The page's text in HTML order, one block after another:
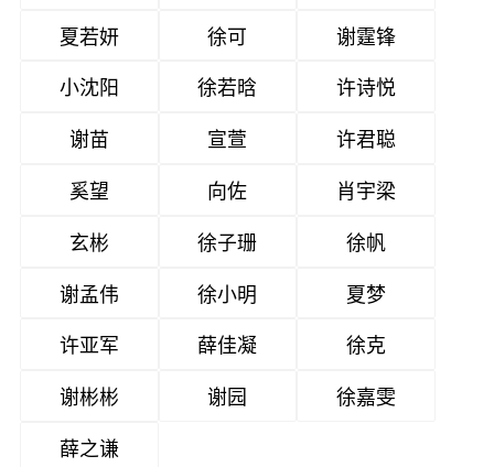
夏若妍
徐可
谢霆锋
小沈阳
徐若晗
许诗悦
谢苗
宣萱
许君聪
奚望
向佐
肖宇梁
玄彬
徐子珊
徐帆
谢孟伟
徐小明
夏梦
许亚军
薛佳凝
徐克
谢彬彬
谢园
徐嘉雯
薛之谦